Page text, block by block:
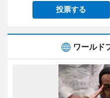
投票する
ワールド